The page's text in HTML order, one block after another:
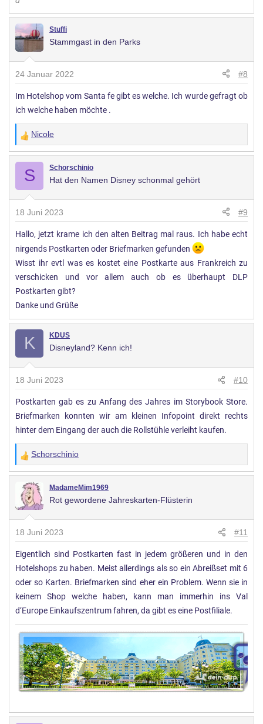
Stuffi
Stammgast in den Parks
24 Januar 2022 #8
Im Hotelshop vom Santa fe gibt es welche. Ich wurde gefragt ob
ich welche haben möchte .
W
e
n
g
e
n
:
Nicole
S Schorschinio
Hat den Namen Disney schonmal gehört
18 Juni 2023 #9
Hallo, jetzt krame ich den alten Beitrag mal raus. Ich habe echt
nirgends Postkarten oder Briefmarken gefunden
Wisst ihr evtl was es kostet eine Postkarte aus Frankreich zu
verschicken und vor allem auch ob es überhaupt DLP
Postkarten gibt?
Danke und Grüße
K KDUS
Disneyland? Kenn ich!
18 Juni 2023 #10
Postkarten gab es zu Anfang des Jahres im Storybook Store.
Briefmarken konnten wir am kleinen Infopoint direkt rechts
hinter dem Eingang der auch die Rollstühle verleiht kaufen.
W
e
t
n
g
e
n
:
Schorschinio
MadameMim1969
Rot gewordene Jahreskarten-Flüsterin
18 Juni 2023 #11
Eigentlich sind Postkarten fast in jedem größeren und in den
Hotelshops zu haben. Meist allerdings als so ein Abreißset mit 6
oder so Karten. Briefmarken sind eher ein Problem. Wenn sie in
keinem Shop welche haben, kann man immerhin ins Val
d‘Europe Einkaufszentrum fahren, da gibt es eine Postfiliale.